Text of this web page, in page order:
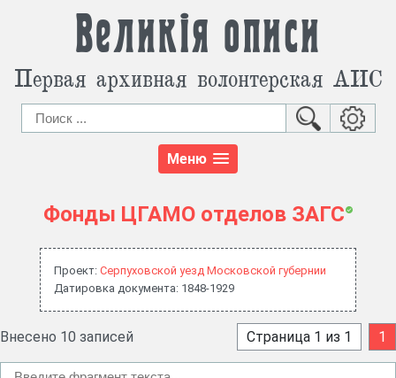
Великія описи
Первая архивная волонтерская АИС
Меню
Фонды ЦГАМО отделов ЗАГС
Проект: Серпуховской уезд Московской губернии
Датировка документа: 1848-1929
Внесено 10 записей Страница 1 из 1 1